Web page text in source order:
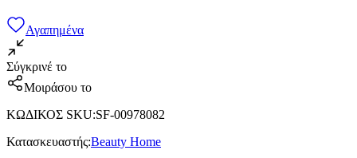
Αγαπημένα
Σύγκρινέ το
Μοιράσου το
ΚΩΔΙΚΟΣ SKU:SF-00978082
Κατασκευαστής:Beauty Home